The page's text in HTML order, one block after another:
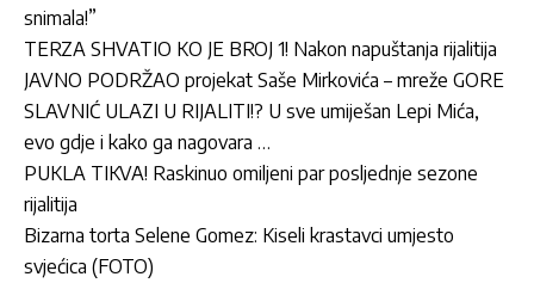
snimala!”
TERZA SHVATIO KO JE BROJ 1! Nakon napuštanja rijalitija
JAVNO PODRŽAO projekat Saše Mirkovića – mreže GORE
SLAVNIĆ ULAZI U RIJALITI!? U sve umiješan Lepi Mića,
evo gdje i kako ga nagovara …
PUKLA TIKVA! Raskinuo omiljeni par posljednje sezone
rijalitija
Bizarna torta Selene Gomez: Kiseli krastavci umjesto
svjećica (FOTO)